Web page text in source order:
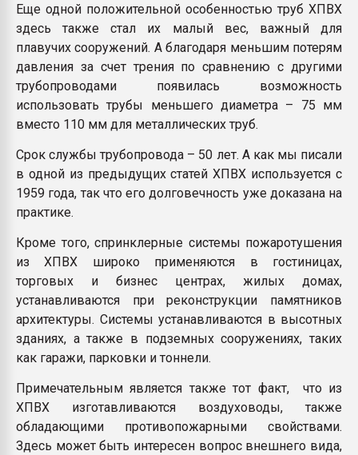
Еще одной положительной особенностью труб ХПВХ
здесь также стал их малый вес, важный для
плавучих сооружений. А благодаря меньшим потерям
давления за счет трения по сравнению с другими
трубопроводами появилась возможность
использовать трубы меньшего диаметра – 75 мм
вместо 110 мм для металлических труб.
Срок службы трубопровода – 50 лет. А как мы писали
в одной из предыдущих статей ХПВХ используется с
1959 года, так что его долговечность уже доказана на
практике.
Кроме того, спринклерные системы пожаротушения
из ХПВХ широко применяются в гостиницах,
торговых и бизнес центрах, жилых домах,
устанавливаются при реконструкции памятников
архитектуры. Системы устанавливаются в высотных
зданиях, а также в подземных сооружениях, таких
как гаражи, парковки и тоннели.
Примечательным является также тот факт, что из
ХПВХ изготавливаются воздуховоды, также
обладающими противопожарными свойствами.
Здесь может быть интересен вопрос внешнего вида,